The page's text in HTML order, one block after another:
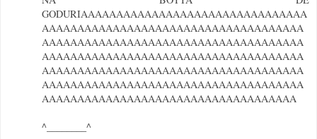
GODURIAAAAAAAAAAAAAAAAAAAAAAAAAAAAAAAA
AAAAAAAAAAAAAAAAAAAAAAAAAAAAAAAAAAAAA
AAAAAAAAAAAAAAAAAAAAAAAAAAAAAAAAAAAAA
AAAAAAAAAAAAAAAAAAAAAAAAAAAAAAAAAAAAA
AAAAAAAAAAAAAAAAAAAAAAAAAAAAAAAAAAAAA
AAAAAAAAAAAAAAAAAAAAAAAAAAAAAAAAAAAAA
AAAAAAAAAAAAAAAAAAAAAAAAAAAAAAAAAAAA
^________^